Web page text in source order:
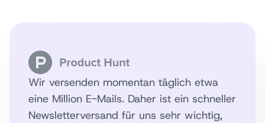
Wir versenden momentan täglich etwa
eine Million E-Mails. Daher ist ein schneller
Newsletterversand für uns sehr wichtig,